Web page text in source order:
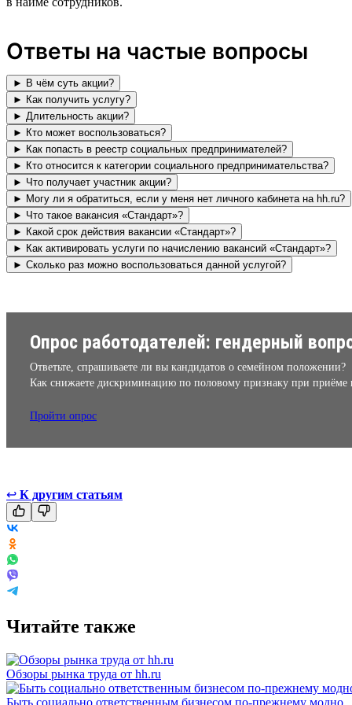
Ответы на частые вопросы
► В чём суть акции?
► Как получить услугу?
► Длительность акции?
► Кто может воспользоваться?
► Как попасть в реестр социальных предпринимателей?
► Кто относится к категории социального предпринимательства?
► Что получает участник акции?
► Могу ли я обратиться, если у меня нет личного кабинета на hh.ru?
► Что такое вакансия «Стандарт»?
► Какой срок действия вакансии «Стандарт»?
► Как активировать услуги по начислению вакансий «Стандарт»?
► Сколько раз можно воспользоваться данной услугой?
Опрос работодателей: гендерный
Ответьте, спрашиваете ли вы кандидатов о семейном положении?
Как снижаете дискриминацию по половому признаку при приёме
Пройти опрос
↩ К другим статьям
Читайте также
Обзоры рынка труда от hh.ru
Быть социально ответственным бизнесом по-прежнему модно